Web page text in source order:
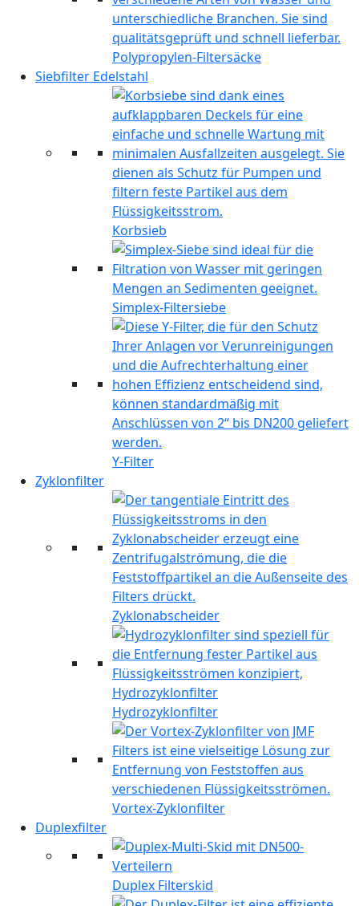
Polypropylen-Filtersäcke
Siebfilter Edelstahl
Korbsieb
Simplex-Filtersiebe
Y-Filter
Zyklonfilter
Zyklonabscheider
Hydrozyklonfilter
Vortex-Zyklonfilter
Duplexfilter
Duplex Filterskid